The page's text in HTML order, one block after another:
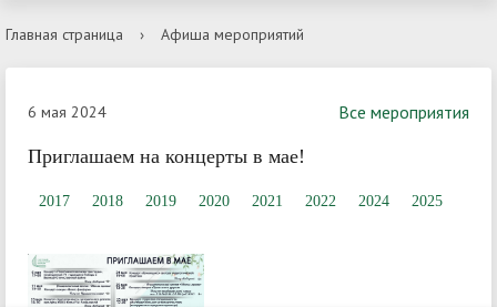
Главная страница › Афиша мероприятий
6 мая 2024
Все мероприятия
Приглашаем на концерты в мае!
2017 2018 2019 2020 2021 2022 2024 2025